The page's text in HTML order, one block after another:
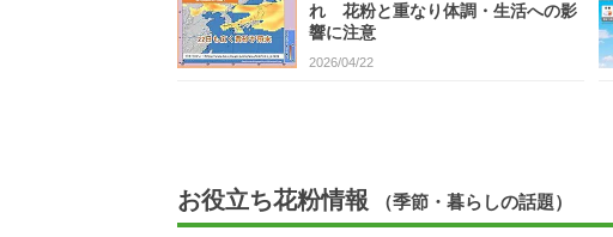
れ 花粉と重なり体調・生活への影
響に注意
2026/04/22
お役立ち花粉情報 （季節・暮らしの話題）